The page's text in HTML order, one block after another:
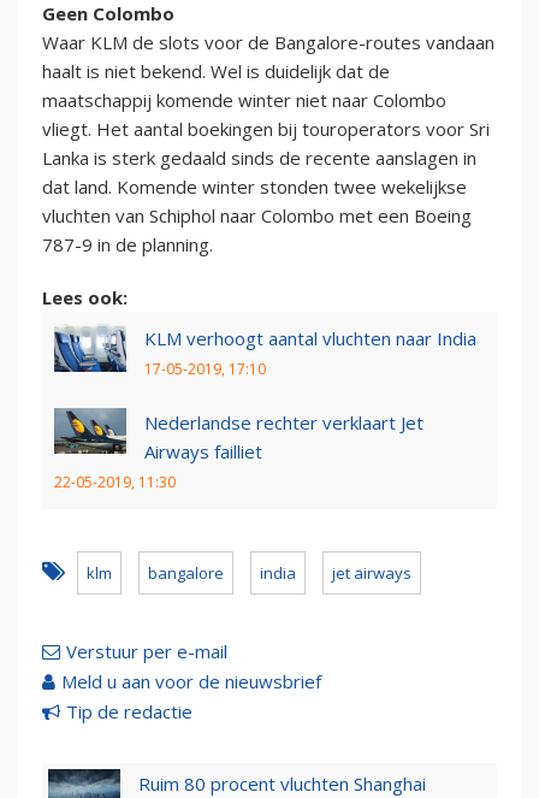
Geen Colombo
Waar KLM de slots voor de Bangalore-routes vandaan
haalt is niet bekend. Wel is duidelijk dat de
maatschappij komende winter niet naar Colombo
vliegt. Het aantal boekingen bij touroperators voor Sri
Lanka is sterk gedaald sinds de recente aanslagen in
dat land. Komende winter stonden twee wekelijkse
vluchten van Schiphol naar Colombo met een Boeing
787-9 in de planning.
Lees ook:
KLM verhoogt aantal vluchten naar India
17-05-2019, 17:10
Nederlandse rechter verklaart Jet
Airways failliet
22-05-2019, 11:30
klm bangalore india jet airways
Verstuur per e-mail
Meld u aan voor de nieuwsbrief
Tip de redactie
Ruim 80 procent vluchten Shanghai